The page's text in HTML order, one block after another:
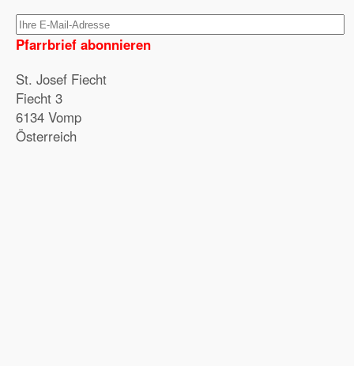
Pfarrbrief abonnieren
St. Josef Fiecht
Fiecht 3
6134 Vomp
Österreich